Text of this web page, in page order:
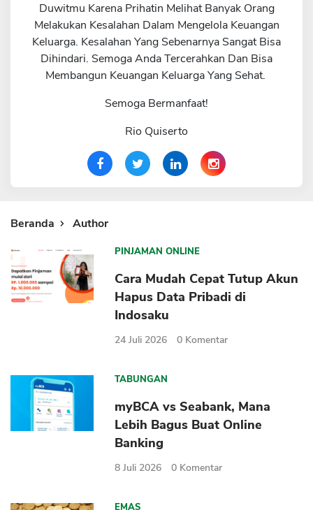
Duwitmu Karena Prihatin Melihat Banyak Orang
Melakukan Kesalahan Dalam Mengelola Keuangan
Keluarga. Kesalahan Yang Sebenarnya Sangat Bisa
Dihindari. Semoga Anda Tercerahkan Dan Bisa
Membangun Keuangan Keluarga Yang Sehat.
Semoga Bermanfaat!
Rio Quiserto
Beranda Author
PINJAMAN ONLINE
Cara Mudah Cepat Tutup Akun
Hapus Data Pribadi di
Indosaku
24 Juli 2026 0 Komentar
TABUNGAN
myBCA vs Seabank, Mana
Lebih Bagus Buat Online
Banking
8 Juli 2026 0 Komentar
EMAS